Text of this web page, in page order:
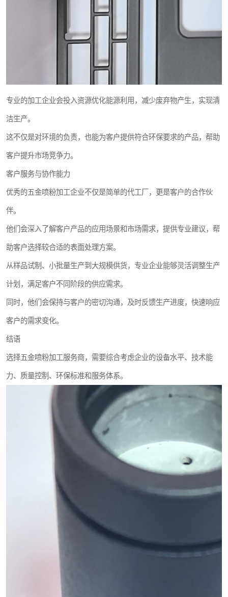
专业的加工企业会投入资源优化能源利用，减少废弃物产生，实现清
洁生产。
这不仅是对环境的负责，也能为客户提供符合环保要求的产品，帮助
客户提升市场竞争力。
客户服务与协作能力
优秀的五金喷粉加工企业不仅是简单的代工厂，更是客户的合作伙
伴。
他们会深入了解客户产品的应用场景和市场需求，提供专业建议，帮
助客户选择较合适的表面处理方案。
从样品试制、小批量生产到大规模供货，专业企业能够灵活调整生产
计划，满足客户不同阶段的供应需求。
同时，他们会保持与客户的密切沟通，及时反馈生产进度，快速响应
客户的需求变化。
结语
选择五金喷粉加工服务商，需要综合考虑企业的设备水平、技术能
力、质量控制、环保标准和服务体系。